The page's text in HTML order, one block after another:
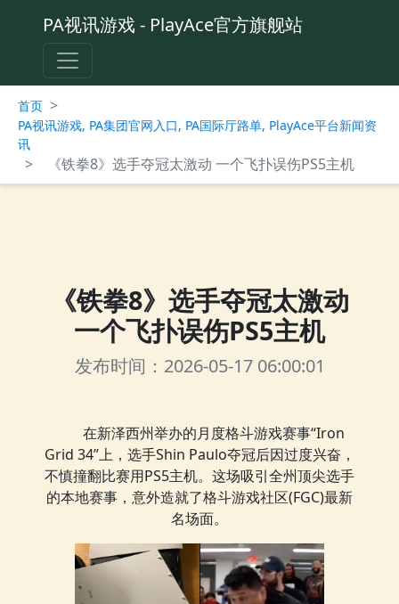
PA视讯游戏 - PlayAce官方旗舰站
首页 >
PA视讯游戏, PA集团官网入口, PA国际厅路单, PlayAce平台新闻资
讯
> 《铁拳8》选手夺冠太激动 一个飞扑误伤PS5主机
《铁拳8》选手夺冠太激动
一个飞扑误伤PS5主机
发布时间：2026-05-17 06:00:01
在新泽西州举办的月度格斗游戏赛事“Iron
Grid 34”上，选手Shin Paulo夺冠后因过度兴奋，
不慎撞翻比赛用PS5主机。这场吸引全州顶尖选手
的本地赛事，意外造就了格斗游戏社区(FGC)最新
名场面。